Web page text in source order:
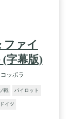
ファイ
字幕版)
ッポラ
戦 パイロット
ドイツ